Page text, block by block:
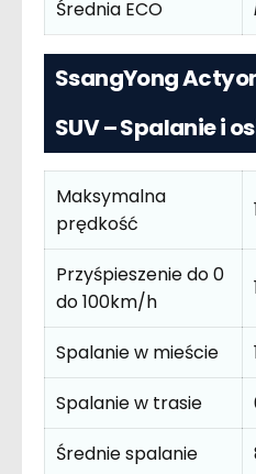
Średnia ECO
SsangYong
SUV – Spalanie i
Maksymalna
prędkość
Przyśpieszenie do 0
do 100km/h
Spalanie w mieście
Spalanie w trasie
Średnie spalanie